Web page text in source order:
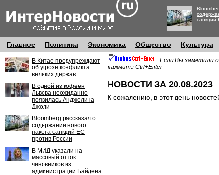
санкций
Главное Политика Экономика Общество Культура
В Китае предупреждают
об угрозе конфликта
великих держав
В одной из кофеен
Львова неожиданно
появилась Анджелина
Джоли
Bloomberg рассказал о
содержании нового
пакета санкций ЕС
против России
В МИД указали на
массовый отток
чиновников из
администрации Байдена
Если Вы заметили
нажмите Ctrl+Enter
НОВОСТИ ЗА 20.08.2023
К сожалению, в этот день